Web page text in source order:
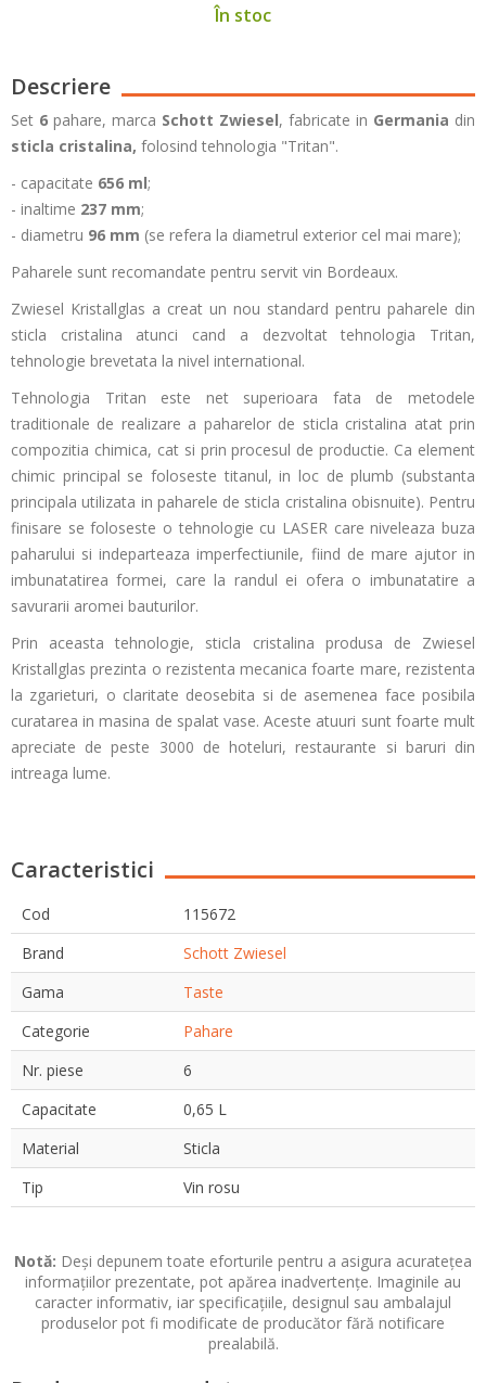
În stoc
Descriere
Set 6 pahare, marca Schott Zwiesel, fabricate in Germania din
sticla cristalina, folosind tehnologia "Tritan".
- capacitate 656 ml;
- inaltime 237 mm;
- diametru 96 mm (se refera la diametrul exterior cel mai mare);
Paharele sunt recomandate pentru servit vin Bordeaux.
Zwiesel Kristallglas a creat un nou standard pentru paharele din
sticla cristalina atunci cand a dezvoltat tehnologia Tritan,
tehnologie brevetata la nivel international.
Tehnologia Tritan este net superioara fata de metodele
traditionale de realizare a paharelor de sticla cristalina atat prin
compozitia chimica, cat si prin procesul de productie. Ca element
chimic principal se foloseste titanul, in loc de plumb (substanta
principala utilizata in paharele de sticla cristalina obisnuite). Pentru
finisare se foloseste o tehnologie cu LASER care niveleaza buza
paharului si indeparteaza imperfectiunile, fiind de mare ajutor in
imbunatatirea formei, care la randul ei ofera o imbunatatire a
savurarii aromei bauturilor.
Prin aceasta tehnologie, sticla cristalina produsa de Zwiesel
Kristallglas prezinta o rezistenta mecanica foarte mare, rezistenta
la zgarieturi, o claritate deosebita si de asemenea face posibila
curatarea in masina de spalat vase. Aceste atuuri sunt foarte mult
apreciate de peste 3000 de hoteluri, restaurante si baruri din
intreaga lume.
Caracteristici
Cod
115672
Brand
Schott Zwiesel
Gama
Taste
Categorie
Pahare
Nr. piese
6
Capacitate
0,65 L
Material
Sticla
Tip
Vin rosu
Notă: Deși depunem toate eforturile pentru a asigura acuratețea
informațiilor prezentate, pot apărea inadvertențe. Imaginile au
caracter informativ, iar specificațiile, designul sau ambalajul
produselor pot fi modificate de producător fără notificare
prealabilă.